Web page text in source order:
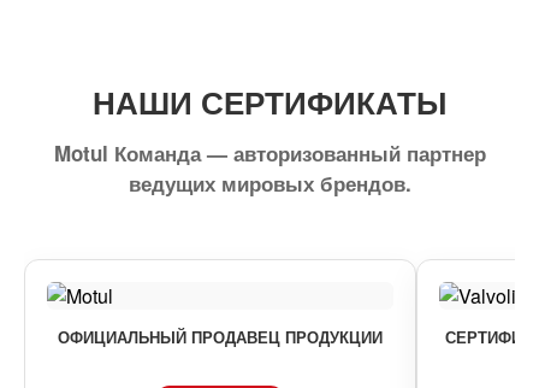
НАШИ СЕРТИФИКАТЫ
Motul Команда — авторизованный партнер
ведущих мировых брендов.
ОФИЦИАЛЬНЫЙ ПРОДАВЕЦ ПРОДУКЦИИ